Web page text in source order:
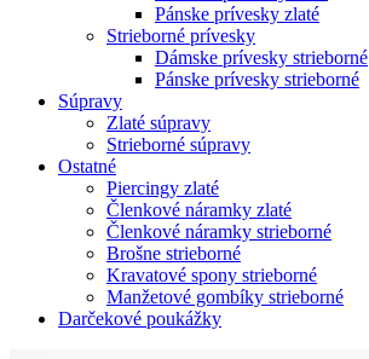
Pánske prívesky zlaté
Strieborné prívesky
Dámske prívesky strieborné
Pánske prívesky strieborné
Súpravy
Zlaté súpravy
Strieborné súpravy
Ostatné
Piercingy zlaté
Členkové náramky zlaté
Členkové náramky strieborné
Brošne strieborné
Kravatové spony strieborné
Manžetové gombíky strieborné
Darčekové poukážky